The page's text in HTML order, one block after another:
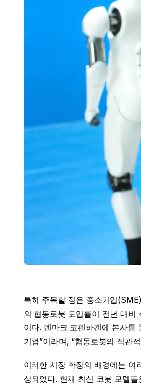
특히 주목할 점은 중소기업
의 협동로봇 도입률이 전년 대
이다. 덴마크 코펜하겐에 본사
기업”이라며, “협동로봇의 직관
이러한 시장 확장의 배경에는 여
상되었다. 현재 최신 코봇 모델